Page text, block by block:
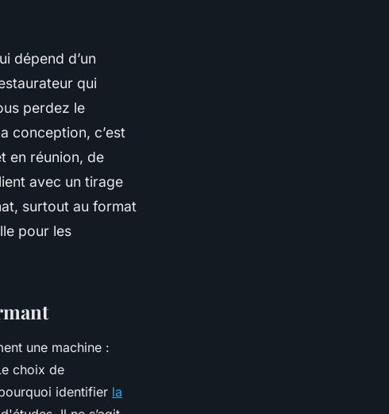
dépend d’un
qui
perdez le
conception, c’est
en réunion, de
avec un tirage
surtout au format
pour les
une machine :
choix de
identifier la